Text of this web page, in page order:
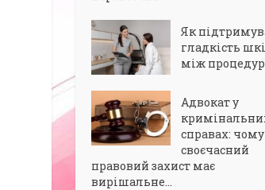
Як
гладкість
між
Адвокат у
справах: чому
своєчасний
правовий захист має
вирішальне...